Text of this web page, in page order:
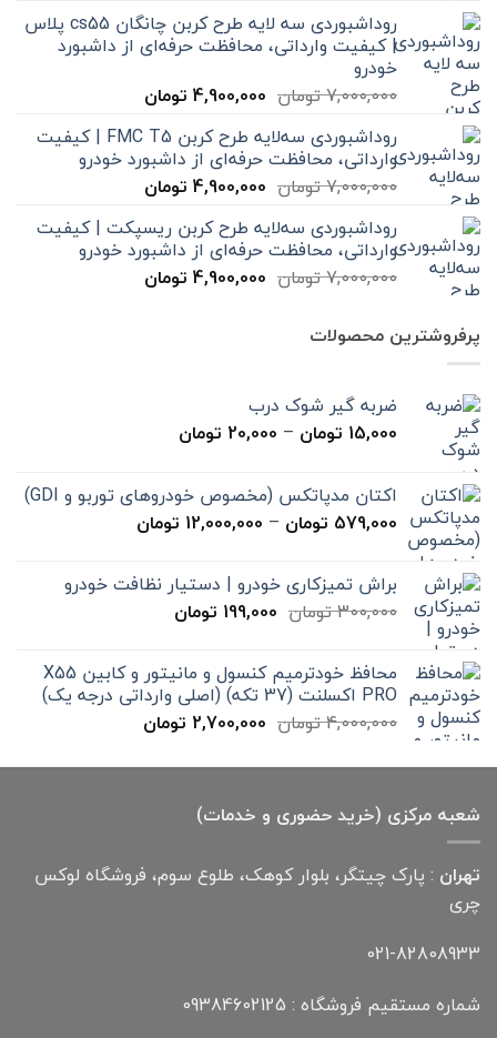
2,000,000 تومان
بود.
1,590,000 تومان
است.
روداشبوردی سه‌ لایه طرح کربن چانگان cs55 پلاس
| کیفیت وارداتی، محافظت حرفه‌ای از داشبورد
خودرو
7,000,000تومان قیمت
7,000,000 تومان
بود.
4,900,000 تومانقیمت
4,900,000 تومان
است.
روداشبوردی سه‌لایه طرح کربن FMC T5 | کیفیت
وارداتی، محافظت حرفه‌ای از داشبورد خودرو
7,000,000تومان قیمت
7,000,000 تومان
بود.
4,900,000 تومانقیمت
4,900,000 تومان
است.
روداشبوردی سه‌لایه طرح کربن ریسپکت | کیفیت
وارداتی، محافظت حرفه‌ای از داشبورد خودرو
7,000,000تومان قیمت
4,900,000 تومانقیمت
پرفروشترین محصولات
ضربه گیر شوک درب
15,000 تومان –
20,000 تومان
تا
20,000 تومان
اکتان مدپاتکس (مخصوص خودروهای توربو و GDI)
579,000 تومان –
12,000,000 تومان
تا
براش تمیزکاری خودرو | دستیار نظافت خودرو
300,000تومان قیمت
بود.
199,000 تومانقیمت
199,000 تومان
است. محافظ خودترمیم کنسول و مانیتور و کابین X55
PRO اکسلنت (37 تکه) (اصلی وارداتی درجه یک)
4,000,000تومان قیمت
4,000,000 تومان
2,700,000 تومانقیمت
2,700,000 تومان
شعبه مرکزی (خرید حضوری و خدمات)
تهران : پارک چیتگر، بلوار کوهک، طلوع سوم، فروشگاه لوکس
چری
021-82808933
شماره مستقیم فروشگاه : 09384602125